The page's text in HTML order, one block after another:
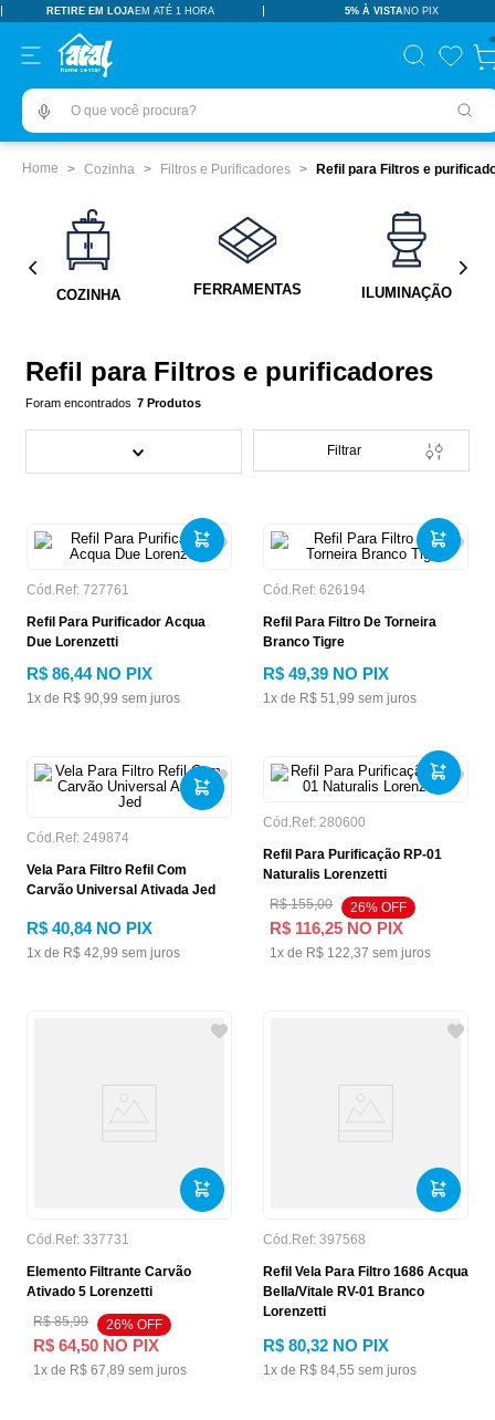
RETIRE EM LOJAEM ATÉ 1 HORA 5% À VISTANO PIX
O que você procura?
Cozinha Filtros e Purificadores Refil para Filtros e
COZINHA FERRAMENTAS ILUMINAÇÃO
Refil para Filtros e purificadores
7 Produtos
Filtrar
Cód.Ref: 727761
Refil Para Purificador Acqua
Due Lorenzetti
R$ 86,44NO PIX
1x de R$ 90,99 sem juros
Cód.Ref: 626194
Refil Para Filtro De Torneira
Branco Tigre
R$ 49,39 NO PIX
1x de R$ 51,99 sem juros
Cód.Ref: 249874
Vela Para Filtro Refil Com
Carvão Universal Ativada Jed
R$ 40,84NO PIX
1x de R$ 42,99 sem juros
Cód.Ref: 280600
Refil Para Purificação RP-01
Naturalis Lorenzetti
R$ 155,00 26% OFF
R$ 116,25 NO PIX
1x de R$ 122,37 sem juros
Cód.Ref: 337731
Elemento Filtrante Carvão
Ativado 5 Lorenzetti
R$ 85,99 26% OFF
R$ 64,50 NO PIX
1x de R$ 67,89 sem juros
Cód.Ref: 397568
Refil Vela Para Filtro 1686 Acqua
Bella/Vitale RV-01 Branco
Lorenzetti
R$ 80,32 NO PIX
1x de R$ 84,55 sem juros
TERMOS MAIS BUSCADOS
pisos revestimentos
º ceramica
revestimento
6 vaso sanitário
9 º porta
10º 1